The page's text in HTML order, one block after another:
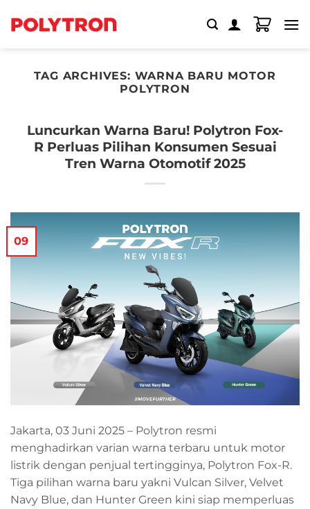
TAG ARCHIVES: WARNA BARU MOTOR
POLYTRON
Luncurkan Warna Baru! Polytron Fox-
R Perluas Pilihan Konsumen Sesuai
Tren Warna Otomotif 2025
09
Jakarta, 03 Juni 2025 – Polytron resmi
menghadirkan varian warna terbaru untuk motor
listrik dengan penjual tertingginya, Polytron Fox-R.
Tiga pilihan warna baru yakni Vulcan Silver, Velvet
Navy Blue, dan Hunter Green kini siap memperluas